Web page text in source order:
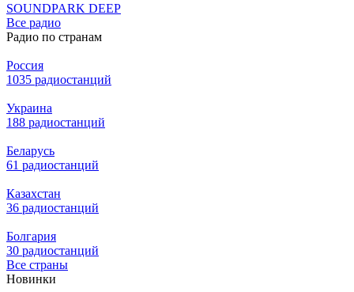
SOUNDPARK DEEP
Все радио
Радио по странам
Россия
1035 радиостанций
Украина
188 радиостанций
Беларусь
61 радиостанций
Казахстан
36 радиостанций
Болгария
30 радиостанций
Все страны
Новинки